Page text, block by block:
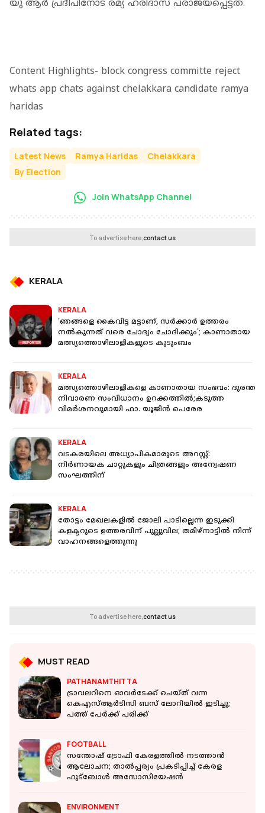
യു ആര്‍ പ്രദീപിനോട് രമ്യ ഹരിദാസ് പരാജയപ്പെട്ടത്.
Content Highlights- block congress committe reject
whats app chats against chelakkara candidate ramya
haridas
Related tags:
Latest News Ramya Haridas
Chelakkara
By Election
Join WhatsApp Channel
To advertise here,contact us
KERALA
KERALA
'ഞങ്ങളെ കൈവിട്ട മട്ടാണ്, സർക്കാർ ഉത്തരം
നൽകുന്നത് വരെ ചോദ്യം ചോദിക്കും'; കാണാതായ
മത്സ്യത്തൊഴിലാളികളുടെ കുടുംബം
KERALA
മത്സ്യത്തൊഴിലാളികളെ കാണാതായ സംഭവം: ദുരന്ത
നിവാരണ സംവിധാനം ഉറക്കത്തില്‍;കടുത്ത
വിമര്‍ശനവുമായി ഫാ. യൂജിന്‍ പെരേര
KERALA
വടകരയിലെ അധ്യാപികമാരുടെ അറസ്റ്റ്:
നിർണായക ചാറ്റുകളും ചിത്രങ്ങളും അന്വേഷണ
സംഘത്തിന്
KERALA
തോട്ടം മേഖലകളിൽ ജോലി പാടില്ലെന്ന ഇടുക്കി
കളക്ടറുടെ ഉത്തരവിന് പുല്ലുവില; തമിഴ്‌നാട്ടിൽ നിന്ന്
വാഹനങ്ങളെത്തുന്നു
To advertise here,contact us
MUST READ
PATHANAMTHITTA
ട്രാവലറിനെ ഓവർടേക്ക് ചെയ്ത് വന്ന
കെഎസ്ആർടിസി ബസ് ലോറിയിൽ ഇടിച്ചു;
പത്ത് പേർക്ക് പരിക്ക്
FOOTBALL
സന്തോഷ് ട്രോഫി കേരളത്തിൽ നടത്താൻ
ആലോചന; താൽപ്പര്യം പ്രകടിപ്പിച്ച് കേരള
ഫുട്ബോൾ അസോസിയേഷൻ
ENVIRONMENT